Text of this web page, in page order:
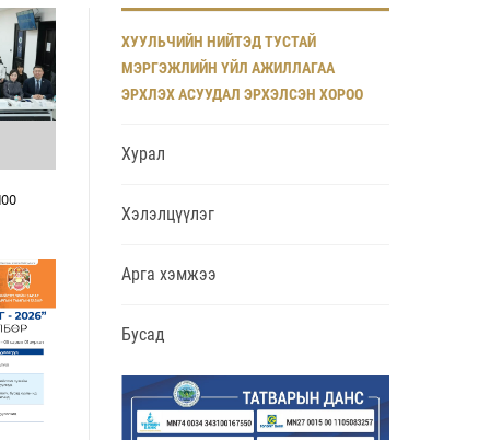
ХУУЛЬЧИЙН НИЙТЭД ТУСТАЙ
МЭРГЭЖЛИЙН ҮЙЛ АЖИЛЛАГАА
ЭРХЛЭХ АСУУДАЛ ЭРХЭЛСЭН ХОРОО
Хурал
Хэлэлцүүлэг
Арга хэмжээ
Бусад